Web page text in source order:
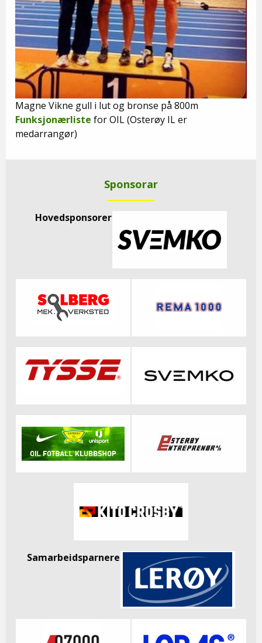
Magne Vikne gull i lut og bronse på 800m
Funksjonærliste for OIL (Osterøy IL er
medarrangør)
Sponsorar
Hovedsponsorer
Samarbeidsparnere